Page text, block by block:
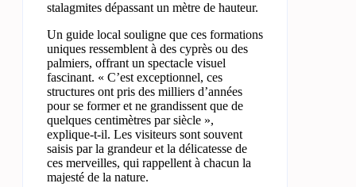
stalagmites dépassant un mètre de hauteur.
Un guide local souligne que ces formations
uniques ressemblent à des cyprès ou des
palmiers, offrant un spectacle visuel
fascinant. « C’est exceptionnel, ces
structures ont pris des milliers d’années
pour se former et ne grandissent que de
quelques centimètres par siècle »,
explique-t-il. Les visiteurs sont souvent
saisis par la grandeur et la délicatesse de
ces merveilles, qui rappellent à chacun la
majesté de la nature.